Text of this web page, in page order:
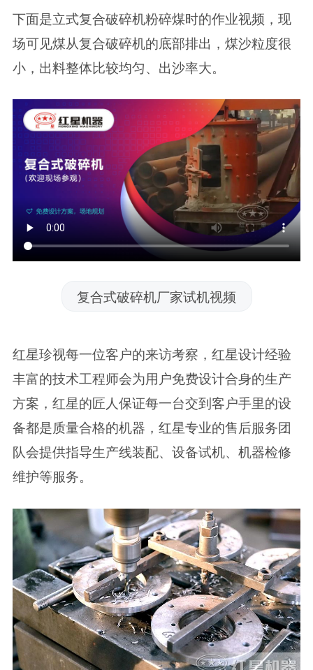
下面是立式复合破碎机粉碎煤时的作业视频，现
场可见煤从复合破碎机的底部排出，煤沙粒度很
小，出料整体比较均匀、出沙率大。
复合式破碎机厂家试机视频
红星珍视每一位客户的来访考察，红星设计经验
丰富的技术工程师会为用户免费设计合身的生产
方案，红星的匠人保证每一台交到客户手里的设
备都是质量合格的机器，红星专业的售后服务团
队会提供指导生产线装配、设备试机、机器检修
维护等服务。